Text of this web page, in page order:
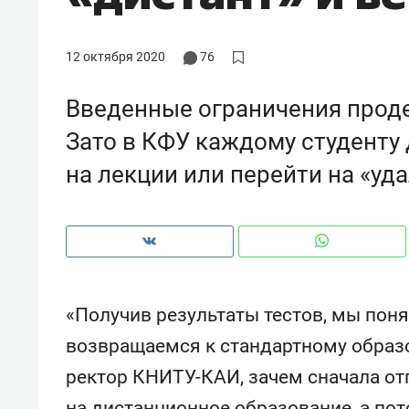
12 октября 2020 76
Введенные ограничения
Зато в КФУ каждому
на лекции или перейти на
«Получив результаты тестов, мы
возвращаемся к стандартному
ректор КНИТУ-КАИ, зачем сначала
рынки, почему надо знать
Как ГК «МИР ГРУПП» и ВТБ
создают оазис жилого
комфорта под Казанью
150
ID